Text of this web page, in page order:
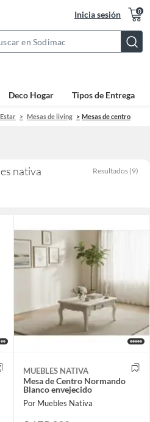
Inicia sesión 0
Bar
Deco Hogar Tipos de Entrega
Mesas de living Mesas de centro
nativa Resultados (9)
MUEBLES NATIVA
Mesa de Centro Normando
Blanco envejecido
Por Muebles Nativa